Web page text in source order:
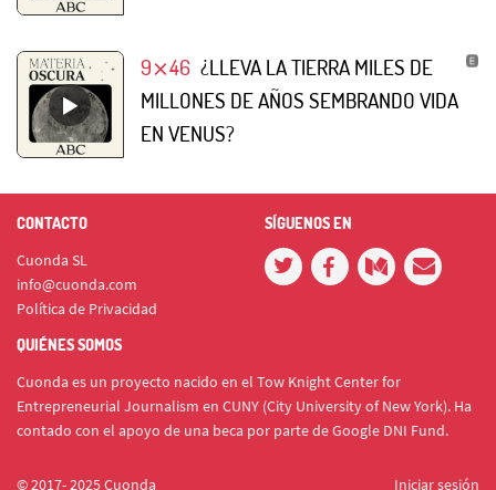
9⨯46 ¿LLEVA LA TIERRA MILES DE
MILLONES DE AÑOS SEMBRANDO VIDA
EN VENUS?
CONTACTO
Cuonda SL
info@cuonda.com
Política de Privacidad
SÍGUENOS EN
QUIÉNES SOMOS
Cuonda es un proyecto nacido en el Tow Knight Center for
Entrepreneurial Journalism en CUNY (City University of New York). Ha
contado con el apoyo de una beca por parte de Google DNI Fund.
© 2017- 2025 Cuonda Iniciar sesión